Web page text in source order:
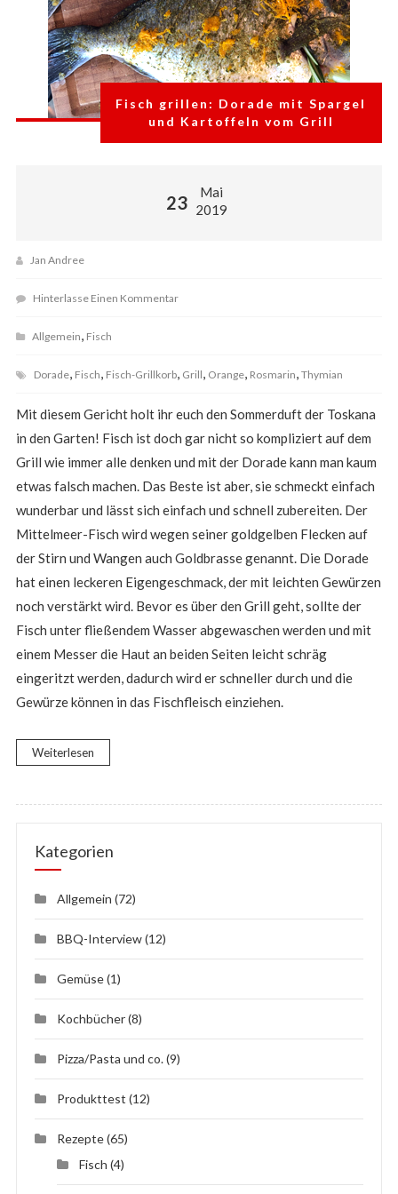
Fisch grillen: Dorade mit Spargel
und Kartoffeln vom Grill
23
Mai
2019
Jan Andree
Hinterlasse Einen Kommentar
Allgemein, Fisch
Dorade, Fisch, Fisch-Grillkorb, Grill, Orange, Rosmarin, Thymian
Mit diesem Gericht holt ihr euch den Sommerduft der Toskana
in den Garten! Fisch ist doch gar nicht so kompliziert auf dem
Grill wie immer alle denken und mit der Dorade kann man kaum
etwas falsch machen. Das Beste ist aber, sie schmeckt einfach
wunderbar und lässt sich einfach und schnell zubereiten. Der
Mittelmeer-Fisch wird wegen seiner goldgelben Flecken auf
der Stirn und Wangen auch Goldbrasse genannt. Die Dorade
hat einen leckeren Eigengeschmack, der mit leichten Gewürzen
noch verstärkt wird. Bevor es über den Grill geht, sollte der
Fisch unter fließendem Wasser abgewaschen werden und mit
einem Messer die Haut an beiden Seiten leicht schräg
eingeritzt werden, dadurch wird er schneller durch und die
Gewürze können in das Fischfleisch einziehen.
Weiterlesen
Kategorien
Allgemein (72)
BBQ-Interview(12)
Gemüse(1)
Kochbücher(8)
Pizza/Pasta und co.(9)
Produkttest (12)
Rezepte(65)
Fisch (4)